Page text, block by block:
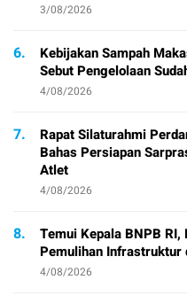
3/08/2026
6.
Kebijakan Sampah
Sebut Pengelolaan
4/08/2026
7.
Rapat Silaturahmi
Bahas Persiapan
Atlet
4/08/2026
8.
Temui Kepala BNPB
Pemulihan Infrastruktur
4/08/2026